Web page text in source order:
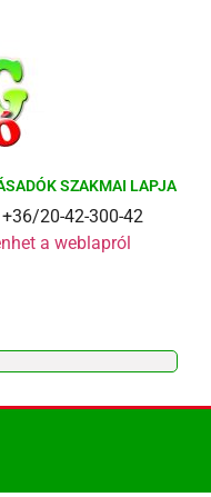
SZAKMAI LAPJA
20-42-300-42
a weblapról